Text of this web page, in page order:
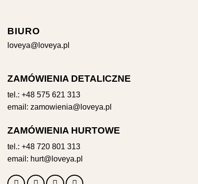
BIURO
loveya@loveya.pl
ZAMÓWIENIA DETALICZNE
tel.: +48 575 621 313
email: zamowienia@loveya.pl
ZAMÓWIENIA HURTOWE
tel.: +48 720 801 313
email: hurt@loveya.pl